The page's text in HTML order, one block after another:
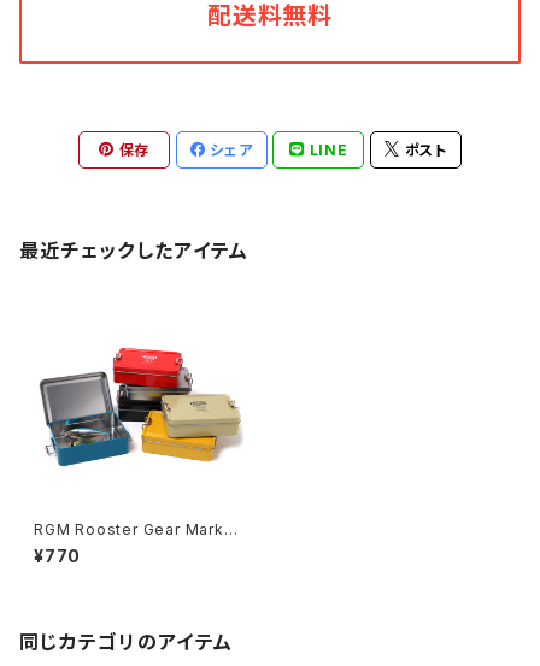
配送料無料
保存 シェア LINE ポスト
最近チェックしたアイテム
RGM Rooster Gear Market
ルースター ギア マーケット TIN
CASE GRANDE ブリキ ケース
¥770
同じカテゴリのアイテム